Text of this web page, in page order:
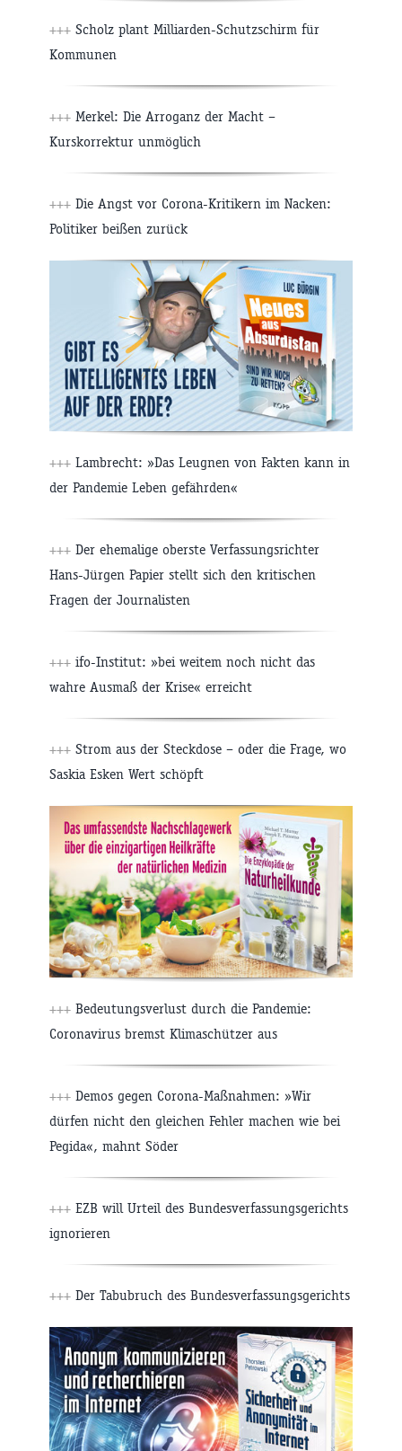
+++ Scholz plant Milliarden-Schutzschirm für
Kommunen
+++ Merkel: Die Arroganz der Macht –
Kurskorrektur unmöglich
+++ Die Angst vor Corona-Kritikern im Nacken:
Politiker beißen zurück
+++ Lambrecht: »Das Leugnen von Fakten kann in
der Pandemie Leben gefährden«
+++ Der ehemalige oberste Verfassungsrichter
Hans-Jürgen Papier stellt sich den kritischen
Fragen der Journalisten
+++ ifo-Institut: »bei weitem noch nicht das
wahre Ausmaß der Krise« erreicht
+++ Strom aus der Steckdose – oder die Frage, wo
Saskia Esken Wert schöpft
+++ Bedeutungsverlust durch die Pandemie:
Coronavirus bremst Klimaschützer aus
+++ Demos gegen Corona-Maßnahmen: »Wir
dürfen nicht den gleichen Fehler machen wie bei
Pegida«, mahnt Söder
+++ EZB will Urteil des Bundesverfassungsgerichts
ignorieren
+++ Der Tabubruch des Bundesverfassungsgerichts